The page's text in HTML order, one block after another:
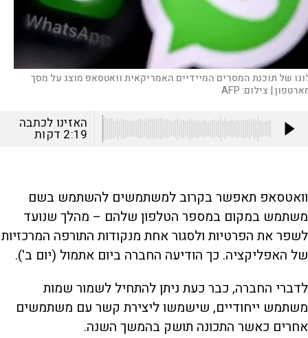
של תוכנת המסרים המיידיים האמריקאית וואטסאפ מוצג על מסך
| צילום:AFP
האזינו לכתבה
2:19 דקות
וואטסאפ תאפשר בקרוב למשתמשים להשתמש בשם
משתמש במקום במספר הטלפון שלהם – מהלך שנועד
לשפר את הפרטיות ולסגור אחת מנקודות התורפה המרכזיות
של האפליקציה. כך הודיעה החברה ביום אתמול (יום ב').
לדברי החברה, כבר כעת ניתן להתחיל לשמור שמות
משתמש ייחודיים, שישמשו ליצירת קשר עם משתמשים
אחרים כאשר התכונה תושק בהמשך השנה.